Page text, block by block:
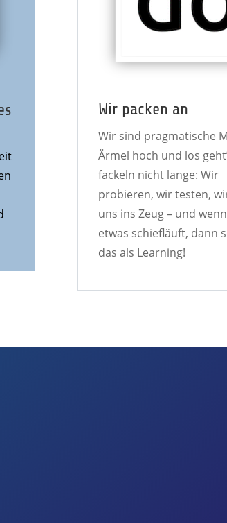
Wir packen an
Wir sind pragmatische
Ärmel hoch und los
fackeln nicht lange: Wir
probieren, wir testen,
uns ins Zeug – und
etwas schiefläuft, dann
das als Learning!